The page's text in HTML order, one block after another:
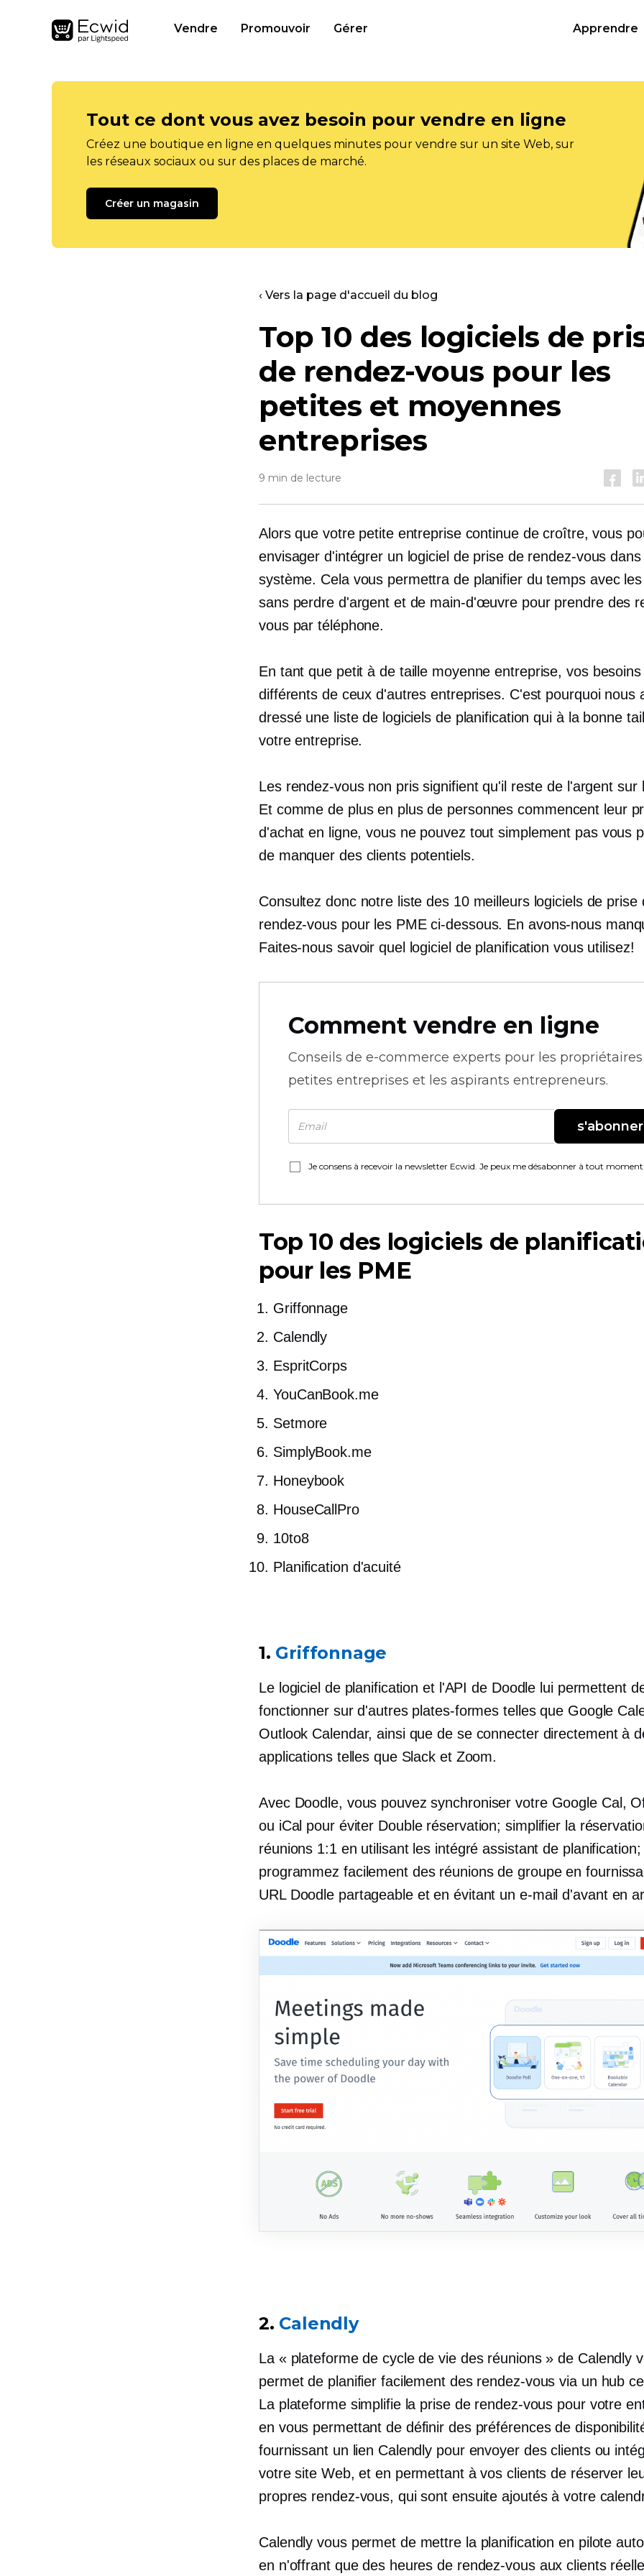
Vendre Promouvoir Gérer Apprendre
Tout ce dont vous avez besoin pour vendre en ligne
Créez une boutique en ligne en quelques minutes pour vendre sur un site Web, sur
les réseaux sociaux ou sur des places de marché.
Créer un magasin
‹ Vers la page d'accueil du blog
Top 10 des logiciels de
de rendez-vous pour les
petites et moyennes
entreprises
9 min de lecture
Alors que votre petite entreprise continue de croître, vous
envisager d'intégrer un logiciel de prise de rendez-vous
système. Cela vous permettra de planifier du temps avec
sans perdre d'argent et de main-d'œuvre pour prendre des
vous par téléphone.
En tant que petit à de taille moyenne entreprise, vos
différents de ceux d'autres entreprises. C'est pourquoi nous
dressé une liste de logiciels de planification qui à la bonne
votre entreprise.
Les rendez-vous non pris signifient qu'il reste de l'argent sur
Et comme de plus en plus de personnes commencent leur
d'achat en ligne, vous ne pouvez tout simplement pas vous
de manquer des clients potentiels.
Consultez donc notre liste des 10 meilleurs logiciels de prise
rendez-vous pour les PME ci-dessous. En avons-nous
Faites-nous savoir quel logiciel de planification vous utilisez!
Comment vendre en ligne
Conseils de e-commerce experts pour les
petites entreprises et les aspirants entrepreneurs.
s'abonner
Je consens à recevoir la newsletter Ecwid. Je peux me désabonner à tout moment.
Top 10 des logiciels de
pour les PME
Griffonnage
Calendly
EspritCorps
YouCanBook.me
Setmore
SimplyBook.me
Honeybook
HouseCallPro
10to8
Planification d'acuité
1. Griffonnage
Le logiciel de planification et l'API de Doodle lui permettent
fonctionner sur d'autres plates-formes telles que Google
Outlook Calendar, ainsi que de se connecter directement à
applications telles que Slack et Zoom.
Avec Doodle, vous pouvez synchroniser votre Google Cal,
ou iCal pour éviter Double réservation; simplifier la
réunions 1:1 en utilisant les intégré assistant de planification;
programmez facilement des réunions de groupe en
URL Doodle partageable et en évitant un e-maild'avant en
2. Calendly
La « plateforme de cycle de vie des réunions » de Calendly
permet de planifier facilement des rendez-vous via un hub
La plateforme simplifie la prise de rendez-vous pour votre
en vous permettant de définir des préférences de
fournissant un lien Calendly pour envoyer des clients ou
votre site Web, et en permettant à vos clients de réserver
propres rendez-vous, qui sont ensuite ajoutés à votre
Calendly vous permet de mettre la planification en pilote
en n'offrant que des heures de rendez-vous aux clients